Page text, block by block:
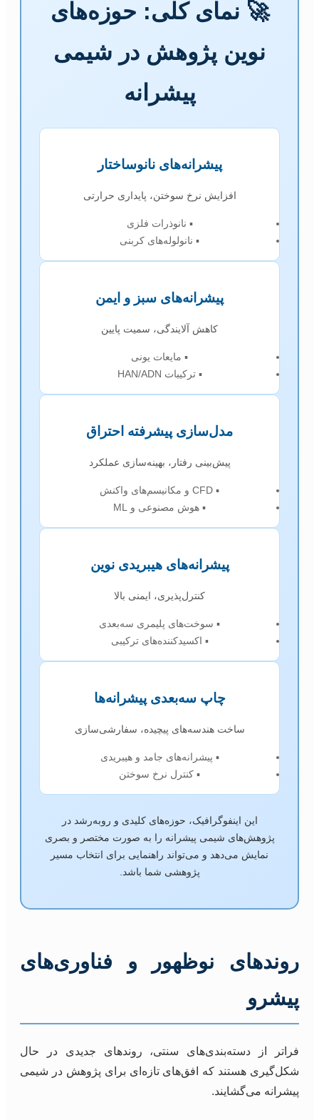
🚀 نمای کلی: حوزه‌های
نوین پژوهش در شیمی
پیشرانه
پیشرانه‌های نانوساختار
افزایش نرخ سوختن، پایداری حرارتی
▪ نانوذرات فلزی
▪ نانولوله‌های کربنی
پیشرانه‌های سبز و ایمن
کاهش آلایندگی، سمیت پایین
▪ مایعات یونی
▪ ترکیبات HAN/ADN
مدل‌سازی پیشرفته احتراق
پیش‌بینی رفتار، بهینه‌سازی عملکرد
▪ CFD و مکانیسم‌های واکنش
▪ هوش مصنوعی و ML
پیشرانه‌های هیبریدی نوین
کنترل‌پذیری، ایمنی بالا
▪ سوخت‌های پلیمری سه‌بعدی
▪ اکسیدکننده‌های ترکیبی
چاپ سه‌بعدی پیشرانه‌ها
ساخت هندسه‌های پیچیده، سفارشی‌سازی
▪ پیشرانه‌های جامد و هیبریدی
▪ کنترل نرخ سوختن
این اینفوگرافیک، حوزه‌های کلیدی و روبه‌رشد در
پژوهش‌های شیمی پیشرانه را به صورت مختصر و بصری
نمایش می‌دهد و می‌تواند راهنمایی برای انتخاب مسیر
پژوهشی شما باشد.
روندهای نوظهور و فناوری‌های
پیشرو
فراتر از دسته‌بندی‌های سنتی، روندهای جدیدی در حال
شکل‌گیری هستند که افق‌های تازه‌ای برای پژوهش در شیمی
پیشرانه می‌گشایند.